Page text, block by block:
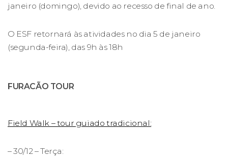
janeiro (domingo), devido ao recesso de final de ano.
O ESF retornará às atividades no dia 5 de janeiro
(segunda-feira), das 9h às 18h
FURACÃO TOUR
Field Walk – tour guiado tradicional:
– 30/12 – Terça: